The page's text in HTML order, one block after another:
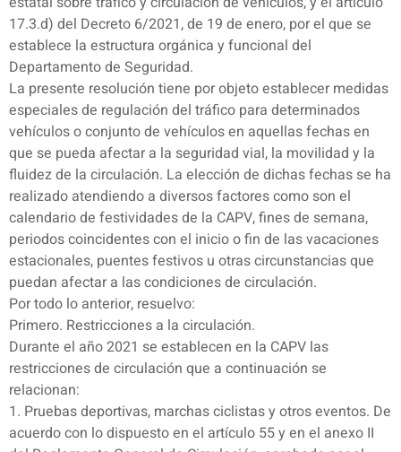
17.3.d) del Decreto 6/2021, de 19 de enero, por el que se
establece la estructura orgánica y funcional del
Departamento de Seguridad.
La presente resolución tiene por objeto establecer medidas
especiales de regulación del tráfico para determinados
vehículos o conjunto de vehículos en aquellas fechas en
que se pueda afectar a la seguridad vial, la movilidad y la
fluidez de la circulación. La elección de dichas fechas se ha
realizado atendiendo a diversos factores como son el
calendario de festividades de la CAPV, fines de semana,
periodos coincidentes con el inicio o fin de las vacaciones
estacionales, puentes festivos u otras circunstancias que
puedan afectar a las condiciones de circulación.
Por todo lo anterior, resuelvo:
Primero. Restricciones a la circulación.
Durante el año 2021 se establecen en la CAPV las
restricciones de circulación que a continuación se
relacionan:
1. Pruebas deportivas, marchas ciclistas y otros eventos. De
acuerdo con lo dispuesto en el artículo 55 y en el anexo II